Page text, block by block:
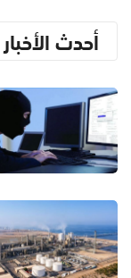
أحدث الأخبار